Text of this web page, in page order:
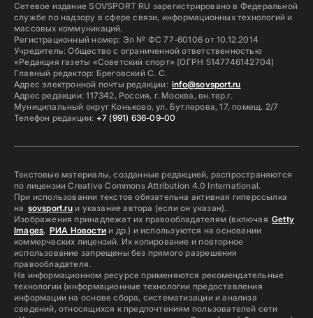
Сетевое издание SOVSPORT RU зарегистрировано в Федеральной
службе по надзору в сфере связи, информационных технологий и
массовых коммуникаций.
Регистрационный номер: Эл № ФС 77-60106 от 10.12.2014
Учредитель: Общество с ограниченной ответственностью
«Редакция газеты «Советский спорт» (ОГРН 5147746142704)
Главный редактор: Бреговский С. С.
Адрес электронной почты редакции: info@sovsport.ru
Адрес редакции: 117342, Россия, г. Москва, вн.тер.г.
Муниципальный округ Коньково, ул. Бутлерова, 17, помещ. 2/7
Телефон редакции: +7 (991) 636-09-00
Текстовые материалы, созданные редакцией, распространяются
по лицензии Creative Commons Attribution 4.0 International.
При использовании текстов обязательна активная гиперссылка
на sovsport.ruи указание автора (если он указан).
Изображения принадлежат их правообладателям (включая Getty
Images, РИА Новостии др.) и используются на основании
коммерческих лицензий. Их копирование и повторное
использование запрещены без прямого разрешения
правообладателя.
На информационном ресурсе применяются рекомендательные
технологии (информационные технологии предоставления
информации на основе сбора, систематизации и анализа
сведений, относящихся к предпочтениям пользователей сети